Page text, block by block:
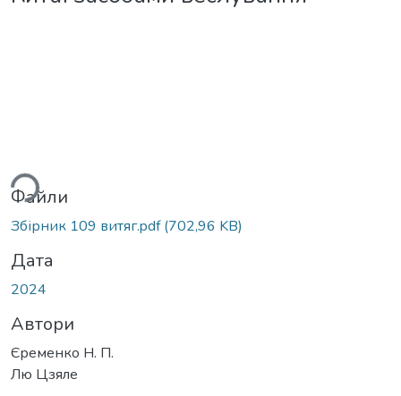
Файли
Збірник 109 витяг.pdf(702,96 KB)
Дата
2024
Автори
Єременко Н. П.
Лю Цзяле